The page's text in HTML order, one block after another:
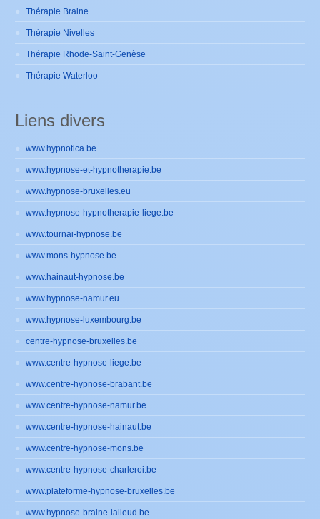
Thérapie Braine
Thérapie Nivelles
Thérapie Rhode-Saint-Genèse
Thérapie Waterloo
Liens divers
www.hypnotica.be
www.hypnose-et-hypnotherapie.be
www.hypnose-bruxelles.eu
www.hypnose-hypnotherapie-liege.be
www.tournai-hypnose.be
www.mons-hypnose.be
www.hainaut-hypnose.be
www.hypnose-namur.eu
www.hypnose-luxembourg.be
centre-hypnose-bruxelles.be
www.centre-hypnose-liege.be
www.centre-hypnose-brabant.be
www.centre-hypnose-namur.be
www.centre-hypnose-hainaut.be
www.centre-hypnose-mons.be
www.centre-hypnose-charleroi.be
www.plateforme-hypnose-bruxelles.be
www.hypnose-braine-lalleud.be